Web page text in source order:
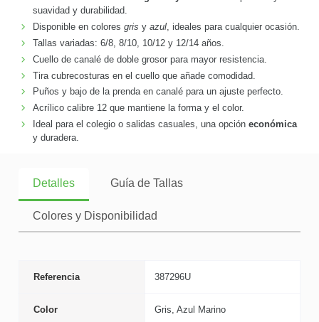
suavidad y durabilidad.
Disponible en colores gris y azul, ideales para cualquier ocasión.
Tallas variadas: 6/8, 8/10, 10/12 y 12/14 años.
Cuello de canalé de doble grosor para mayor resistencia.
Tira cubrecosturas en el cuello que añade comodidad.
Puños y bajo de la prenda en canalé para un ajuste perfecto.
Acrílico calibre 12 que mantiene la forma y el color.
Ideal para el colegio o salidas casuales, una opción económica
y duradera.
Detalles Guía de Tallas
Colores y Disponibilidad
Referencia 387296U
Color Gris, Azul Marino